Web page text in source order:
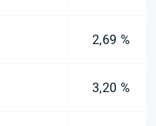
2,69 %
3,20 %